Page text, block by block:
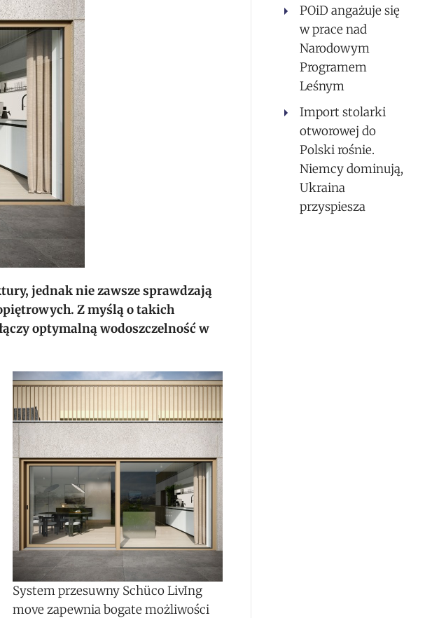
jednak nie zawsze sprawdzają
Z myślą o takich
optymalną wodoszczelność w
System przesuwny Schüco LivIng
move zapewnia bogate możliwości
POiD angażuje się
w prace nad
Narodowym
Programem
Leśnym
Import stolarki
otworowej do
Polski rośnie.
Niemcy dominują,
Ukraina
przyspiesza